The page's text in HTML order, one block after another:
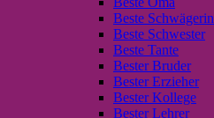
Beste Schwägerin
Beste Schwester
Beste Tante
Bester Bruder
Bester Erzieher
Bester Kollege
Bester Lehrer